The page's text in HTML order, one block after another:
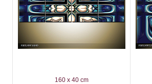
160 x 40 cm